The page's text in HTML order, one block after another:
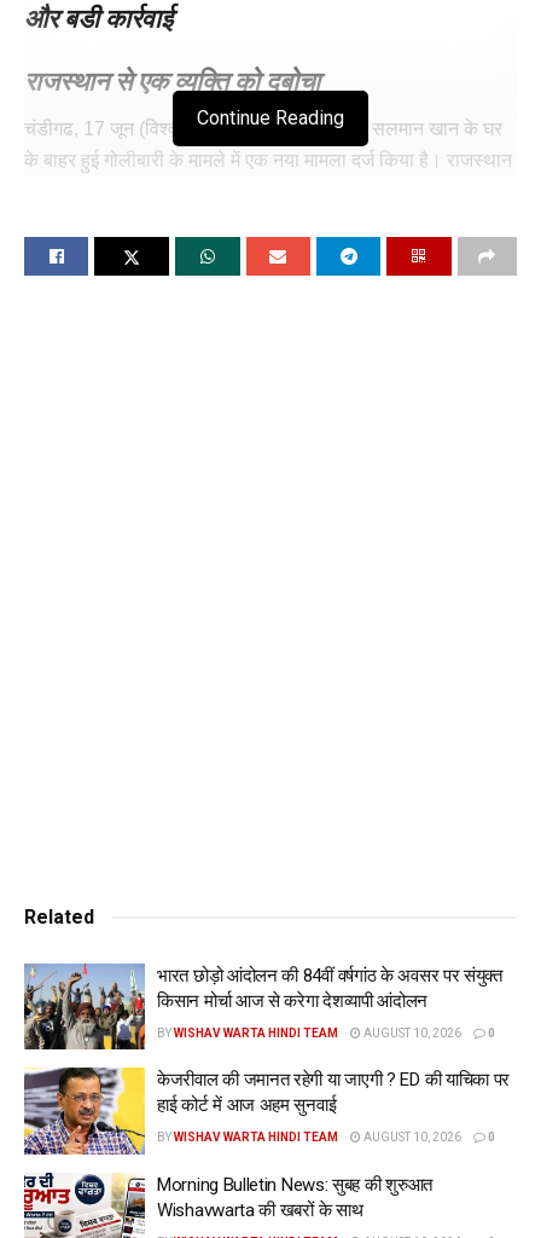
और बडी कार्रवाई
राजस्थान से एक व्यक्ति को दबोचा
चंडीगढ, 17 जून (विश्वकप): मुंबई पुलिस ने अभिनेता सलमान खान के घर
के बाहर हुई गोलीबारी के मामले में एक नया मामला दर्ज किया है। राजस्थान
गैलेक्सी अपार्टमेंट, Mumbai के बांद्रा इलाके में 14 अप्रैल को दो
Continue Reading
salman www.wishavwarta.in
Related
भारत छोड़ो आंदोलन की 84वीं वर्षगांठ के अवसर पर संयुक्त
किसान मोर्चा आज से करेगा देशव्यापी आंदोलन
BYWISHAV WARTA HINDI TEAM AUGUST 10, 2026 0
केजरीवाल की जमानत रहेगी या जाएगी ? ED की याचिका पर
हाई कोर्ट में आज अहम सुनवाई
BYWISHAV WARTA HINDI TEAM AUGUST 10, 2026 0
Morning Bulletin News: सुबह की शुरुआत
Wishavwarta की खबरों के साथ